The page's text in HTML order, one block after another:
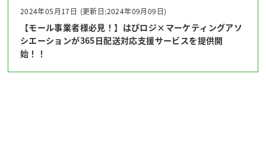
2024年05月17日 (更新日:2024年09月09日)
【モール事業者様必見！】はぴロジ×マーケティングアソ
シエーションが365日配送対応支援サービスを提供開
始！！